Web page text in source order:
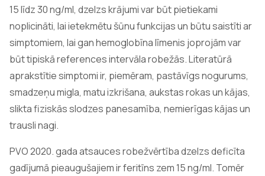
15 līdz 30 ng/ml, dzelzs krājumi var būt pietiekami
noplicināti, lai ietekmētu šūnu funkcijas un būtu saistīti ar
simptomiem, lai gan hemoglobīna līmenis joprojām var
būt tipiskā references intervāla robežās. Literatūrā
aprakstītie simptomi ir, piemēram, pastāvīgs nogurums,
smadzeņu migla, matu izkrišana, aukstas rokas un kājas,
slikta fiziskās slodzes panesamība, nemierīgas kājas un
trausli nagi.
PVO 2020. gada atsauces robežvērtība dzelzs deficīta
gadījumā pieaugušajiem ir feritīns zem 15 ng/ml. Tomēr